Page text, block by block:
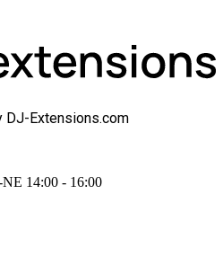
DJ-Extensions.com
14:00 - 16:00